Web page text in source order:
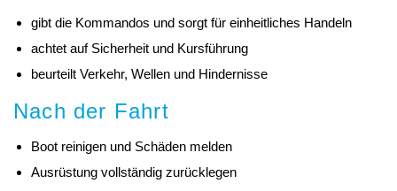
gibt die Kommandos und sorgt für einheitliches Handeln
achtet auf Sicherheit und Kursführung
beurteilt Verkehr, Wellen und Hindernisse
Nach der Fahrt
Boot reinigen und Schäden melden
Ausrüstung vollständig zurücklegen